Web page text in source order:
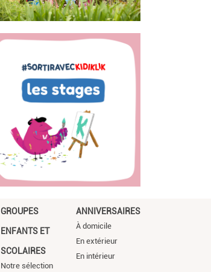
GROUPES
ENFANTS ET
SCOLAIRES
Notre sélection
ANNIVERSAIRES
À domicile
En extérieur
En intérieur